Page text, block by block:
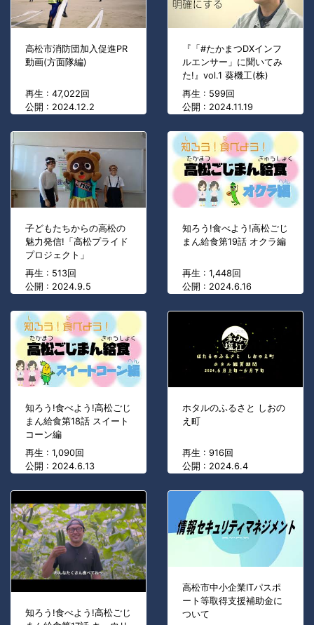
高松市消防団加入促進PR
動画(方面隊編)
再生 : 47,022回
公開 : 2024.12.2
『「#たかまつDXインフ
ルエンサー」に聞いてみ
た!』vol.1 葵機工(株)
再生 : 599回
公開 : 2024.11.19
子どもたちからの高松の
魅力発信!「高松プライド
プロジェクト」
再生 : 513回
公開 : 2024.9.5
知ろう!食べよう!高松ごじ
まん給食第19話 オクラ編
再生 : 1,448回
公開 : 2024.6.16
知ろう!食べよう!高松ごじ
まん給食第18話 スイート
コーン編
再生 : 1,090回
公開 : 2024.6.13
ホタルのふるさと しおの
え町
再生 : 916回
公開 : 2024.6.4
知ろう!食べよう!高松ごじ
高松市中小企業ITパスポ
ート等取得支援補助金に
ついて